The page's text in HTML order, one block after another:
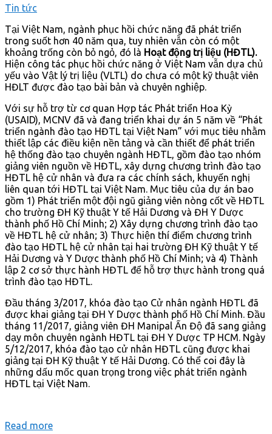
Tin tức
Tại Việt Nam, ngành phục hồi chức năng đã phát triển
trong suốt hơn 40 năm qua, tuy nhiên vẫn còn có một
khoảng trống còn bỏ ngỏ, đó là Hoạt động trị liệu (HĐTL).
Hiện công tác phục hồi chức năng ở Việt Nam vẫn dựa chủ
yếu vào Vật lý trị liệu (VLTL) do chưa có một kỹ thuật viên
HĐLT được đào tạo bài bản và chuyên nghiệp.
Với sự hỗ trợ từ cơ quan Hợp tác Phát triển Hoa Kỳ
(USAID), MCNV đã và đang triển khai dự án 5 năm về “Phát
triển ngành đào tạo HĐTL tại Việt Nam” với mục tiêu nhằm
thiết lập các điều kiện nền tảng và cần thiết để phát triển
hệ thống đào tạo chuyên ngành HĐTL, gồm đào tạo nhóm
giảng viên nguồn về HĐTL, xây dựng chương trình đào tạo
HĐTL hệ cử nhân và đưa ra các chính sách, khuyến nghị
liên quan tới HĐTL tại Việt Nam. Mục tiêu của dự án bao
gồm 1) Phát triển một đội ngũ giảng viên nòng cốt về HĐTL
cho trường ĐH Kỹ thuật Y tế Hải Dương và ĐH Y Dược
thành phố Hồ Chí Minh; 2) Xây dựng chương trình đào tạo
về HĐTL hệ cử nhân; 3) Thực hiện thí điểm chương trình
đào tạo HĐTL hệ cử nhân tại hai trường ĐH Kỹ thuật Y tế
Hải Dương và Y Dược thành phố Hồ Chí Minh; và 4) Thành
lập 2 cơ sở thực hành HĐTL để hỗ trợ thực hành trong quá
trình đào tạo HĐTL.
Đầu tháng 3/2017, khóa đào tạo Cử nhân ngành HĐTL đã
được khai giảng tại ĐH Y Dược thành phố Hồ Chí Minh. Đầu
tháng 11/2017, giảng viên ĐH Manipal Ấn Độ đã sang giảng
dạy môn chuyên ngành HĐTL tại ĐH Y Dược TP HCM. Ngày
5/12/2017, khóa đào tạo cử nhân HĐTL cũng được khai
giảng tại ĐH Kỹ thuật Y tế Hải Dương. Có thể coi đây là
những dấu mốc quan trọng trong việc phát triển ngành
HĐTL tại Việt Nam.
Read more